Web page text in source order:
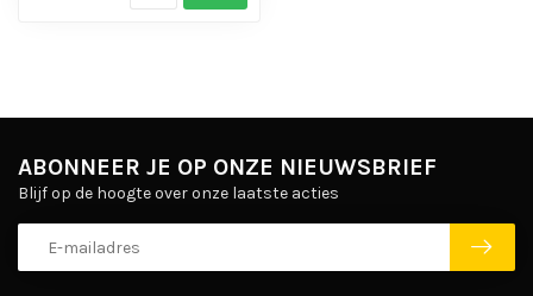
ABONNEER JE OP ONZE NIEUWSBRIEF
Blijf op de hoogte over onze laatste acties